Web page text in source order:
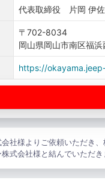
代表取締役 片岡 伊
〒702-8034
岡山県岡山市南区福
https://
社様よりご依頼いただき
式会社様と結んでいただき